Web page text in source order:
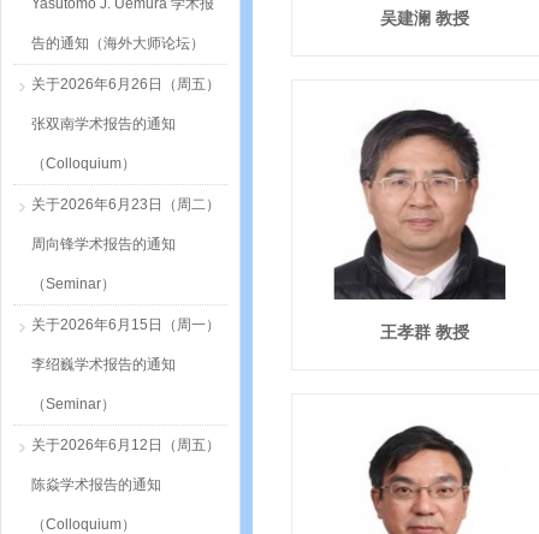
Yasutomo J. Uemura 学术报
告的通知（海外大师论坛）
关于2026年6月26日（周五）
张双南学术报告的通知
（Colloquium）
关于2026年6月23日（周二）
周向锋学术报告的通知
（Seminar）
关于2026年6月15日（周一）
李绍巍学术报告的通知
（Seminar）
关于2026年6月12日（周五）
陈焱学术报告的通知
（Colloquium）
吴建澜 教授
王孝群 教授